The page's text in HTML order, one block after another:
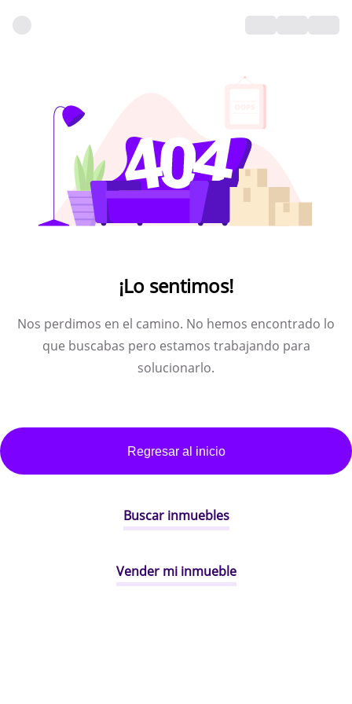
¡Lo sentimos!
Nos perdimos en el camino. No hemos encontrado lo
que buscabas pero estamos trabajando para
solucionarlo.
Regresar al inicio
Buscar inmuebles
Vender mi inmueble